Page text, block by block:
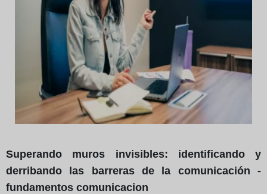
Superando muros invisibles: identificando y
derribando las barreras de la comunicación -
fundamentos comunicacion